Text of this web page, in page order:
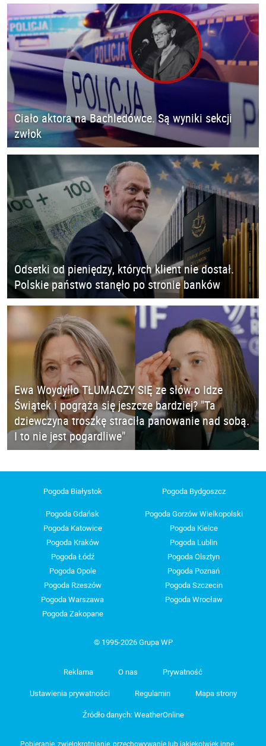
Ciało aktora na Bachledówce. Są wyniki sekcji
zwłok
Odsetki od pieniędzy, których klient nie dostał.
Polskie państwo stanęło po stronie banków
Ewa Woydyłło TŁUMACZY SIĘ ze słów o Idze
Świątek i pogrąża się jeszcze bardziej? "Ta
dziewczyna troszkę straciła panowanie nad sobą.
I to nie jest pogardliwe"
Pogoda Białystok Pogoda Bydgoszcz
Pogoda Gdańsk
Pogoda Gorzów Wielkopolski
Pogoda Katowice
Pogoda Kielce
Pogoda Kraków
Pogoda Lublin
Pogoda Łódź
Pogoda Olsztyn
Pogoda Opole
Pogoda Poznań
Pogoda Rzeszów
Pogoda Szczecin
Pogoda Warszawa
Pogoda Wrocław
Pogoda Zakopane
© 1995-2026 Grupa WP
Reklama O nas Prywatność
Ustawienia prywatności Regulamin Mapa strony
Źródło danych: WeatherOnline
Pobieranie, zwielokrotnianie, przechowywanie lub jakiekolwiek inne